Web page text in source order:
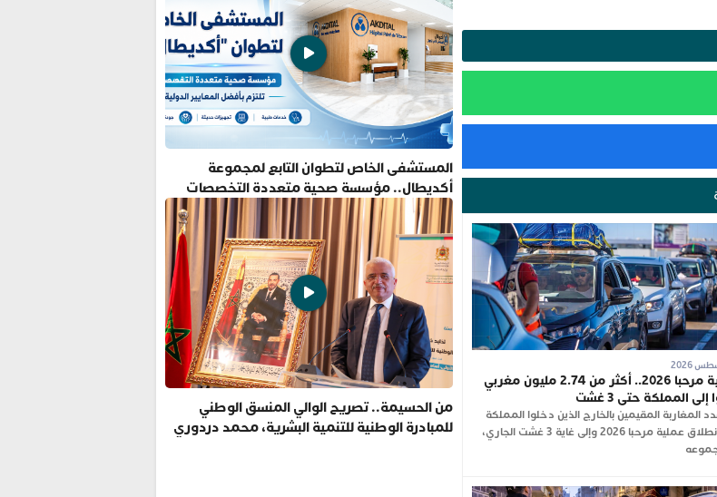
عملية مرحبا 2026.. أكثر من 2.74 مليون مغربي
إلى المملكة حتى 3 غشت
المغاربة المقيمين بالخارج الذين دخلوا المملكة
منذ انطلاق عملية مرحبا 2026 وإلى غاية 3 غشت الجاري،
المستشفى الخاص لتطوان التابع لمجموعة
أكديطال.. مؤسسة صحية متعددة التخصصات
تلتزم بأفضل المعايير الدولية
من الحسيمة.. تصريح الوالي المنسق الوطني
للمبادرة الوطنية للتنمية البشرية، محمد دردوري